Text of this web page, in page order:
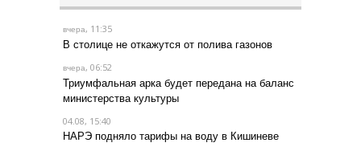
вчера, 11:35
В столице не откажутся от полива газонов
вчера, 06:52
Триумфальная арка будет передана на баланс
министерства культуры
04.08, 15:40
НАРЭ подняло тарифы на воду в Кишиневе